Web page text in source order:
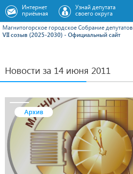
Магнитогорское городское Cобрание депутатов
VII созыв (2025-2030) - Официальный сайт
Интернет
приёмная
Узнай депутата
своего округа
Новости за 14 июня 2011
Архив